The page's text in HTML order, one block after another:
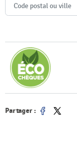
Partager :
Partager
Tweet